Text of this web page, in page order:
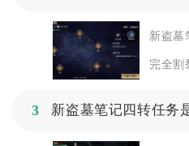
新盗墓
完全割
3